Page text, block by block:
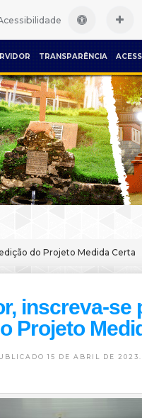
TRANSPARÊNCIA
do Projeto Medida Certa
inscreva-se
Projeto
15 DE ABRIL DE 2023.